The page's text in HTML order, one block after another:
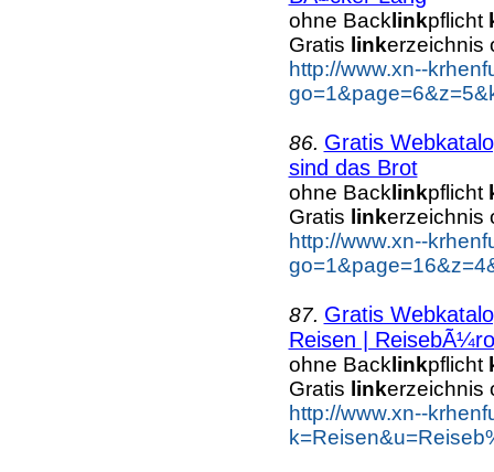
ohne Back linkpflicht
Gratis linkerzeichnis
http://www.xn--
86. Gratis
sind das Brot
ohne Back linkpflicht
Gratis linkerzeichnis
http://www.xn--
87. Gratis
Reisen | ReisebÃ¼ro
ohne Back linkpflicht
Gratis linkerzeichnis
http://www.xn--